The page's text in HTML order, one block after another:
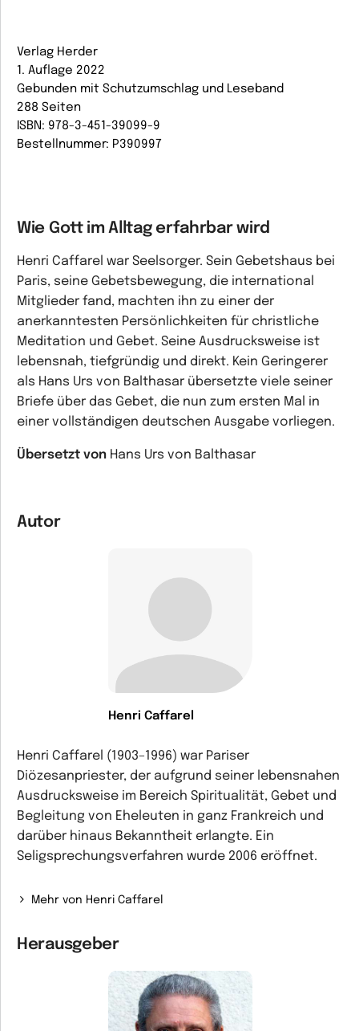
Verlag Herder
1. Auflage 2022
Gebunden mit Schutzumschlag und Leseband
288 Seiten
ISBN: 978-3-451-39099-9
Bestellnummer: P390997
Wie Gott im Alltag erfahrbar wird
Henri Caffarel war Seelsorger. Sein Gebetshaus bei
Paris, seine Gebetsbewegung, die international
Mitglieder fand, machten ihn zu einer der
anerkanntesten Persönlichkeiten für christliche
Meditation und Gebet. Seine Ausdrucksweise ist
lebensnah, tiefgründig und direkt. Kein Geringerer
als Hans Urs von Balthasar übersetzte viele seiner
Briefe über das Gebet, die nun zum ersten Mal in
einer vollständigen deutschen Ausgabe vorliegen.
Übersetzt von Hans Urs von Balthasar
Autor
Henri Caffarel
Henri Caffarel (1903–1996) war Pariser
Diözesanpriester, der aufgrund seiner lebensnahen
Ausdrucksweise im Bereich Spiritualität, Gebet und
Begleitung von Eheleuten in ganz Frankreich und
darüber hinaus Bekanntheit erlangte. Ein
Seligsprechungsverfahren wurde 2006 eröffnet.
Mehr von Henri Caffarel
Herausgeber